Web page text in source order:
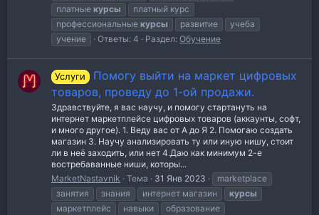
платные курсы
платный курс
профессиональные курсы развитие
учеба
учение
Ответы: 4 Раздел: Обучение
Услуги
Помогу выйти на маркет цифровых
товаров, проведу до 1-ой продажи.
Здравствуйте, я вас научу, и помогу стартануть на
интернет маркетплейсе цифровых товаров (аккаунты, софт,
и много другое). 1. Веду вас от А до Я 2. Помогаю создать
магазин 3. Научу анализировать ту или иную нишу, стоит
ли в неё заходить, или нет 4.Даю как минимум 2-е
востребаванные ниши, которы...
MarketNastavnik
Тема 31 Янв 2023
marketplace
занятия
знания интернет магазин
курсы
маркетплейс
навыки
образование